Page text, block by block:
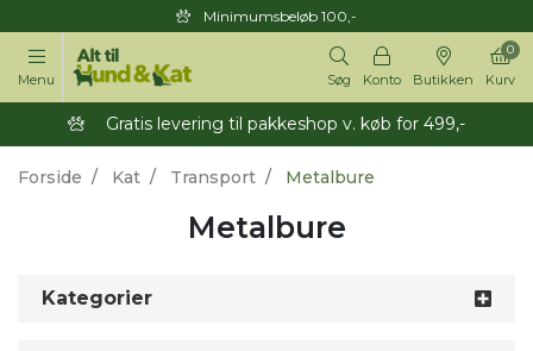
Minimumsbeløb 100,-
Menu Søg Konto Butikken Kurv
0
Gratis levering til pakkeshop v. køb for 499,-
Forside Kat Transport Metalbure
Metalbure
Kategorier